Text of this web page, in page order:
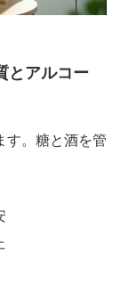
とアルコー
す。糖と酒を管